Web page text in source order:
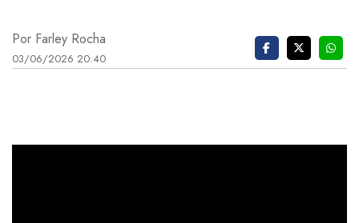
Por Farley Rocha
03/06/2026 20:40